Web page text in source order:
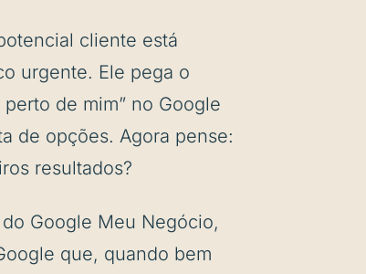
cliente está
urgente. Ele pega o
de mim” no Google
de opções. Agora pense:
resultados?
Google Meu Negócio,
que, quando bem